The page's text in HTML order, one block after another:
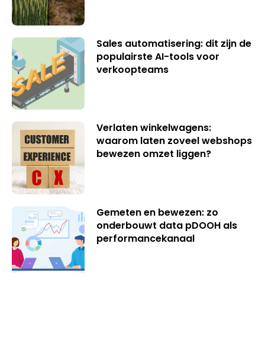
Sales automatisering: dit zijn de
populairste AI-tools voor
verkoopteams
Verlaten winkelwagens:
waarom laten zoveel webshops
bewezen omzet liggen?
Gemeten en bewezen: zo
onderbouwt data pDOOH als
performancekanaal